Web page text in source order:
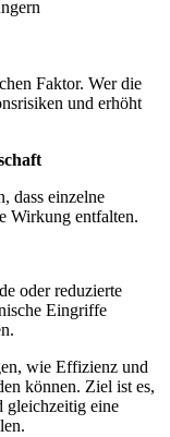
Faktor. Wer die
und erhöht
dass einzelne
Wirkung entfalten.
oder reduzierte
Eingriffe
wie Effizienz und
können. Ziel ist es,
gleichzeitig eine